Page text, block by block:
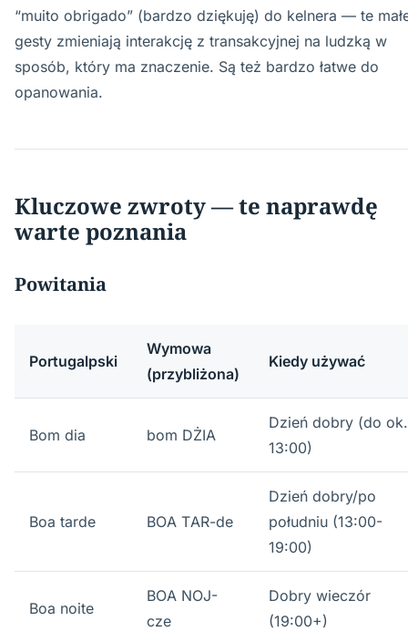
“muito obrigado” (bardzo dziękuję) do kelnera — te
gesty zmieniają interakcję z transakcyjnej na ludzką w
sposób, który ma znaczenie. Są też bardzo łatwe do
opanowania.
Kluczowe zwroty — te naprawdę
warte poznania
Powitania
Portugalpski
Wymowa
(przybliżona)
Kiedy używać
Bom dia bom DŻIA
Dzień dobry (do ok.
13:00)
Boa tarde BOA TAR-de
Dzień dobry/po
południu (13:00-
19:00)
Boa noite
BOA NOJ-
cze
Dobry wieczór
(19:00+)